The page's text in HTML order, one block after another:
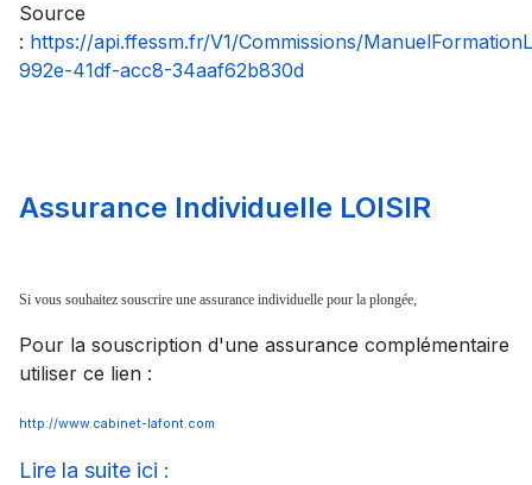
Source
: https://api.ffessm.fr/V1/Commissions/
992e-41df-acc8-34aaf62b830d
Assurance Individuelle LOISIR
Si vous souhaitez souscrire une assurance individuelle pour la plongée,
Pour la souscription d'une assurance complémentaire
utiliser ce lien :
http://www.cabinet-lafont.com
Lire la suite ici :